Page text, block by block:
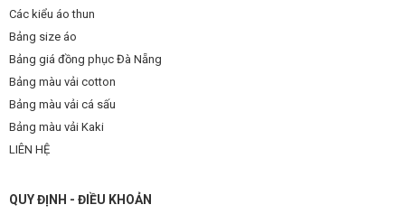
Các kiểu áo thun
Bảng size áo
Bảng giá đồng phục Đà Nẵng
Bảng màu vải cotton
Bảng màu vải cá sấu
Bảng màu vải Kaki
LIÊN HỆ
QUY ĐỊNH - ĐIỀU KHOẢN